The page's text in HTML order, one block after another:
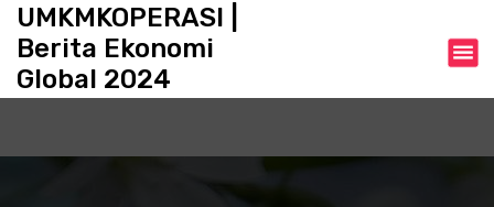
c
UMKMKOPERASI |
Berita Ekonomi
Global 2024